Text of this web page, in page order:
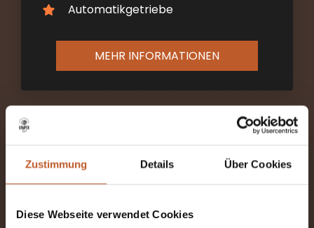
Zustimmung Details Über Cookies
Diese Webseite verwendet Cookies
Automatikgetriebe
MEHR INFORMATIONEN
The Explorer
2-4 Schlafplätze